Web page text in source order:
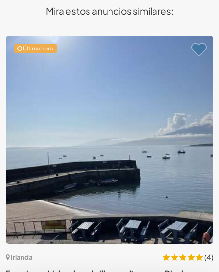
Mira estos anuncios similares:
Última hora
Irlanda
(4)